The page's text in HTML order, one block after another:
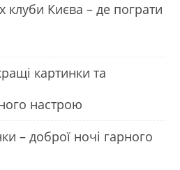
клуби Києва – де пограти
картинки та
настрою
– доброї ночі гарного